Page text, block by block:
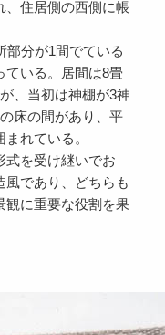
、住居側の西側に帳
部分が1間でている
ている。居間は8畳
、当初は神棚が3神
床の間があり、平
れている。
式を受け継いでお
風であり、どちらも
観に重要な役割を果